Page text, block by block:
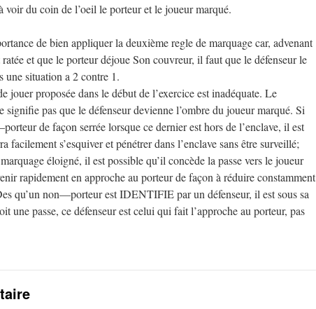
voir du coin de l’oeil le porteur et le joueur marqué.
de bien appliquer la deuxième regle de marquage car, advenant
et que le porteur déjoue Son couvreur, il faut que le défenseur le
une situation a 2 contre 1.
proposée dans le début de l’exercice est inadéquate. Le
signifie pas que le défenseur devienne l’ombre du joueur marqué. Si
de façon serrée lorsque ce dernier est hors de l’enclave, il est
facilement s’esquiver et pénétrer dans l’enclave sans être surveillé;
éloigné, il est possible qu’il concède la passe vers le joueur
rapidement en approche au porteur de façon à réduire constamment
qu’un non—porteur est IDENTIFIE par un défenseur, il est sous sa
passe, ce défenseur est celui qui fait l’approche au porteur, pas